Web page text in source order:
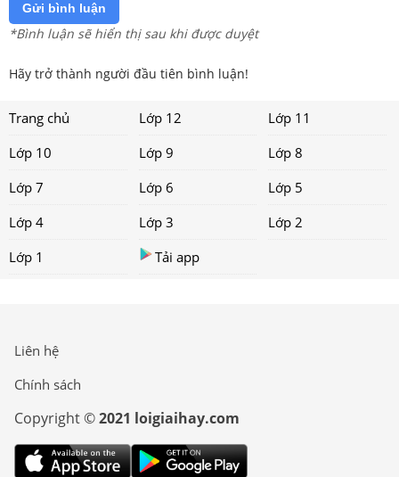
Gửi bình luận
*Bình luận sẽ hiển thị sau khi được duyệt
Hãy trở thành người đầu tiên bình luận!
Trang chủ Lớp 12
Lớp 11
Lớp 10
Lớp 9
Lớp 8
Lớp 7
Lớp 6
Lớp 5
Lớp 4
Lớp 3
Lớp 2
Lớp 1
Tải app
Liên hệ
Chính sách
Copyright ©2021 loigiaihay.com